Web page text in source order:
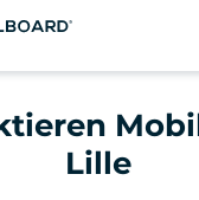
Lille